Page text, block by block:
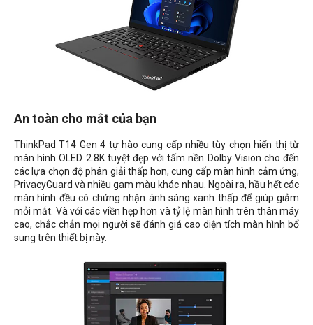
An toàn cho mắt của bạn
ThinkPad T14 Gen 4 tự hào cung cấp nhiều tùy chọn hiển thị từ
màn hình OLED 2.8K tuyệt đẹp với tấm nền Dolby Vision cho đến
các lựa chọn độ phân giải thấp hơn, cung cấp màn hình cảm ứng,
PrivacyGuard và nhiều gam màu khác nhau. Ngoài ra, hầu hết các
màn hình đều có chứng nhận ánh sáng xanh thấp để giúp giảm
mỏi mắt. Và với các viền hẹp hơn và tỷ lệ màn hình trên thân máy
cao, chắc chắn mọi người sẽ đánh giá cao diện tích màn hình bổ
sung trên thiết bị này.